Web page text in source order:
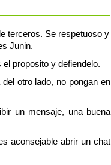
terceros. Se respetuoso y
Junin.
proposito y defiendelo.
otro lado, no pongan en
un mensaje, una buena
aconsejable abrir un chat